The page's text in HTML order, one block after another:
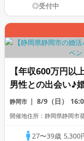
◎受付中
【年収600万円
男性との出会い♪
ン ～真剣な出会
静岡市 8/9（日）
開催地住所：静岡県静岡市
27〜39歳 5,300